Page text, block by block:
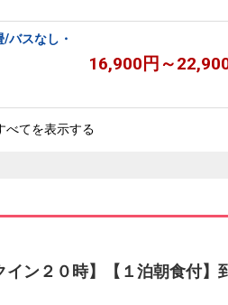
バスなし・
16,900円～
べてを表示する
イン２０時】【１泊朝食付